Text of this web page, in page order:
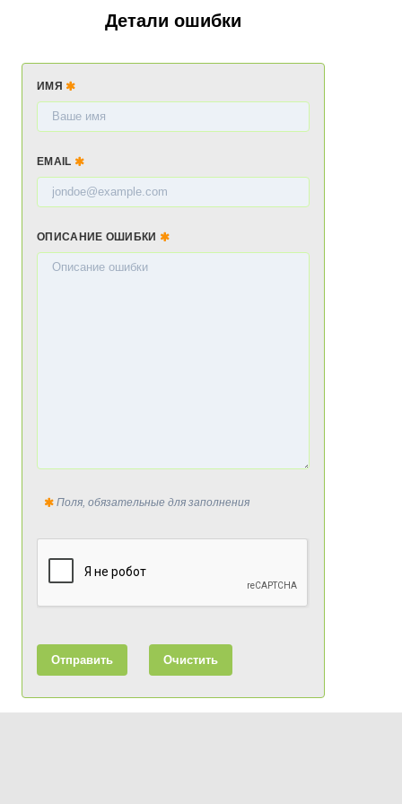
Детали ошибки
ИМЯ
EMAIL
ОПИСАНИЕ ОШИБКИ
Поля, обязательные для заполнения
Отправить Очистить